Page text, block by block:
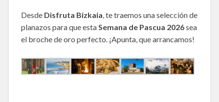
Desde Disfruta Bizkaia , te traemos una selección de
planazos para que esta Semana de Pascua 2026sea
el broche de oro perfecto. ¡Apunta, que arrancamos!